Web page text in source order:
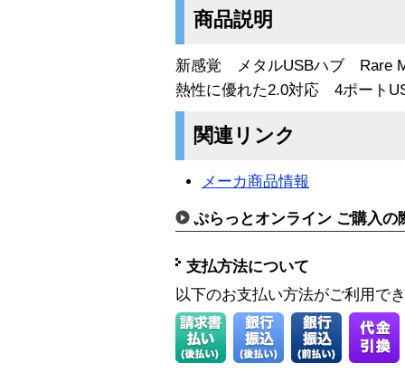
商品説明
新感覚 メタルUSBハブ Rare
熱性に優れた2.0対応 4ポート
関連リンク
メーカ商品情報
ぷらっとオンライン ご購入の
支払方法について
以下のお支払い方法がご利用で